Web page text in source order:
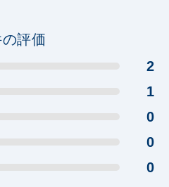
評価
2
1
0
0
0